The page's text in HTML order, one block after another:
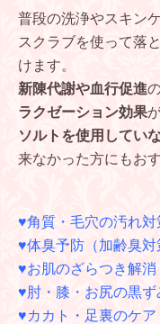
普段の洗浄やスキン
スクラブを使って落
けます。
新陳代謝や血行促進
ラクゼーション効果
ソルトを使用してい
来なかった方にもお
♥角質・毛穴の汚れ対
♥体臭予防（加齢臭対
♥お肌のざらつき解消
♥肘・膝・お尻の黒ず
♥カカト・足裏のケア